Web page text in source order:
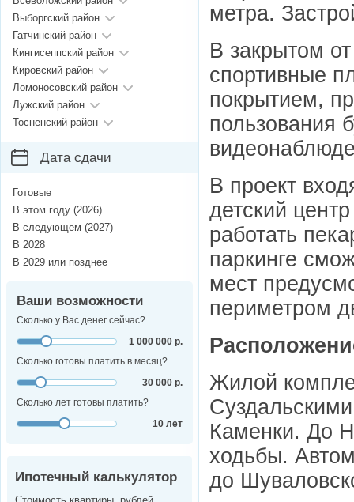
метра.
В закрытом
спортивные
покрытием,
пользования
В проект
детский
работать
паркинге
мест
периметром
Жилой
Каменки. До
ходьбы.
до
Выборгский район
Гатчинский район
Кингисеппский район
Кировский район
Ломоносовский район
Лужский район
Тосненский район
Дата сдачи
Готовые
В этом году (2026)
В следующем (2027)
В 2028
В 2029 или позднее
Ваши возможности
Сколько у Вас денег сейчас?
1 000 000 р.
Сколько готовы платить в месяц?
30 000 р.
Сколько лет готовы платить?
10 лет
Ипотечный калькулятор